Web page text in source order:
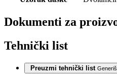
Dokumenti za
Tehnički list
Preuzmi tehnički list